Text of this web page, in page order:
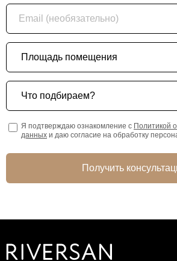
Email (необязательно)
Площадь помещения
Что подбираем?
Я подтверждаю ознакомление с Политикой
данных и даю согласие на обработку
Получить